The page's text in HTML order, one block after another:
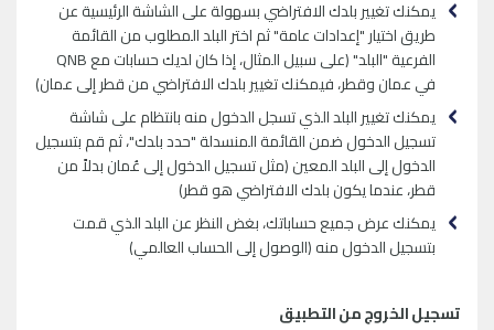
يمكنك تغيير بلدك الافتراضي بسهولة على الشاشة الرئيسية عن
طريق اختيار "إعدادات عامة" ثم اختر البلد المطلوب من القائمة
الفرعية "البلد" (على سبيل المثال، إذا كان لديك حسابات معQNB
في عمان وقطر، فيمكنك تغيير بلدك الافتراضي من قطر إلى عمان)
يمكنك تغيير البلد الذي تسجل الدخول منه بانتظام على شاشة
تسجيل الدخول ضمن القائمة المنسدلة "حدد بلدك"، ثم قم بتسجيل
الدخول إلى البلد المعين (مثل تسجيل الدخول إلى عُمان بدلاً من
قطر، عندما يكون بلدك الافتراضي هو قطر)
يمكنك عرض جميع حساباتك، بغض النظر عن البلد الذي قمت
بتسجيل الدخول منه (الوصول إلى الحساب العالمي)
تسجيل الخروج من التطبيق